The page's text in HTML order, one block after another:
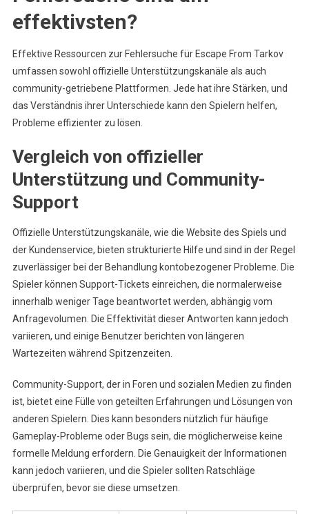
effektivsten?
Effektive Ressourcen zur Fehlersuche für Escape From Tarkov
umfassen sowohl offizielle Unterstützungskanäle als auch
community-getriebene Plattformen. Jede hat ihre Stärken, und
das Verständnis ihrer Unterschiede kann den Spielern helfen,
Probleme effizienter zu lösen.
Vergleich von offizieller
Unterstützung und Community-
Support
Offizielle Unterstützungskanäle, wie die Website des Spiels und
der Kundenservice, bieten strukturierte Hilfe und sind in der Regel
zuverlässiger bei der Behandlung kontobezogener Probleme. Die
Spieler können Support-Tickets einreichen, die normalerweise
innerhalb weniger Tage beantwortet werden, abhängig vom
Anfragevolumen. Die Effektivität dieser Antworten kann jedoch
variieren, und einige Benutzer berichten von längeren
Wartezeiten während Spitzenzeiten.
Community-Support, der in Foren und sozialen Medien zu finden
ist, bietet eine Fülle von geteilten Erfahrungen und Lösungen von
anderen Spielern. Dies kann besonders nützlich für häufige
Gameplay-Probleme oder Bugs sein, die möglicherweise keine
formelle Meldung erfordern. Die Genauigkeit der Informationen
kann jedoch variieren, und die Spieler sollten Ratschläge
überprüfen, bevor sie diese umsetzen.